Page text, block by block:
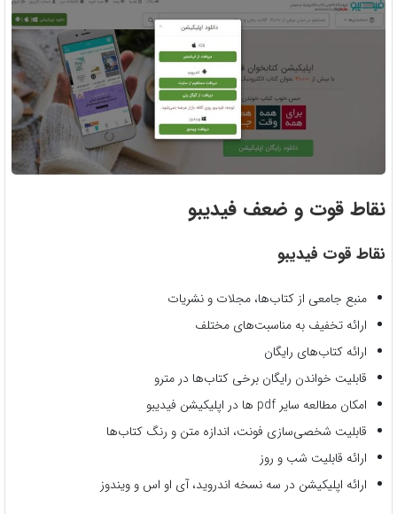
نقاط قوت و ضعف فیدیبو
نقاط قوت فیدیبو
منبع جامعی از کتاب‌ها، مجلات و نشریات
ارائه تخفیف‌ به مناسبت‌های مختلف
ارائه کتاب‌های رایگان
قابلیت خواندن رایگان برخی کتاب‌ها در مترو
امکان مطالعه سایر pdf ها در اپلیکیشن فیدیبو
قابلیت شخصی‌سازی فونت، اندازه متن و رنگ کتاب‌ها
ارائه قابلیت شب و روز
ارائه اپلیکیشن در سه نسخه اندروید، آی او اس و ویندوز